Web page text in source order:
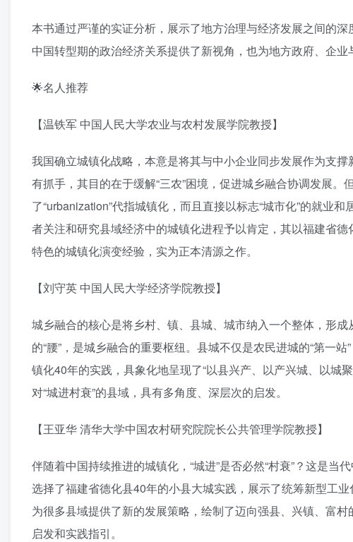
本书通过严谨的实证分析，展示了地方治理与经济发展之间的
中国转型期的政治经济关系提供了新视角，也为地方政府、企
🌟名人推荐
【温铁军 中国人民大学农业与农村发展学院教授】
我国确立城镇化战略，本意是将其与中小企业同步发展作为支
有抓手，其目的在于缓解“三农”困境，促进城乡融合协调发展
了“urbanization”代指城镇化，而且直接以标志“城市化”的就业
者关注和研究县域经济中的城镇化进程予以肯定，其以福建省
特色的城镇化演变经验，实为正本清源之作。
【刘守英 中国人民大学经济学院教授】
城乡融合的核心是将乡村、镇、县城、城市纳入一个整体，形
的“腰”，是城乡融合的重要枢纽。县城不仅是农民进城的“第一
镇化40年的实践，具象化地呈现了“以县兴产、以产兴城、以城
对“城进村衰”的县域，具有多角度、深层次的启发。
【王亚华 清华大学中国农村研究院院长公共管理学院教授】
伴随着中国持续推进的城镇化，“城进”是否必然“村衰”？这是
选择了福建省德化县40年的小县大城实践，展示了统筹新型工
为很多县域提供了新的发展策略，绘制了迈向强县、兴镇、富
启发和实践指引。